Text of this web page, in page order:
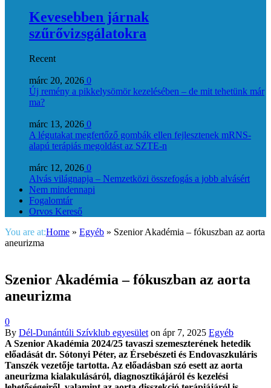
Kevesebben járnak
szűrővizsgálatokra
Recent
márc 20, 2026 0
Új remény a pikkelysömör kezelésében – de mit tehetünk már
ma?
márc 13, 2026 0
A légutakat megfertőző gombák ellen fejlesztenek mRNS-
alapú terápiás megoldást az SZTE-n
márc 12, 2026 0
Alvás világnapja – Nemzetközi összefogás a jobb alvásért
Nem mindennapi
Fogalomtár
Orvos Kereső
You are at:Home » Egyéb » Szenior Akadémia – fókuszban az aorta
aneurizma
Szenior Akadémia – fókuszban az aorta
aneurizma
0
By Dél-Dunántúli Szívklub egyesület on ápr 7, 2025 Egyéb
A Szenior Akadémia 2024/25 tavaszi szemeszterének hetedik
előadását dr. Sótonyi Péter, az Érsebészeti és Endovaszkuláris
Tanszék vezetője tartotta. Az előadásban szó esett az aorta
aneurizma kialakulásáról, diagnosztikájáról és kezelési